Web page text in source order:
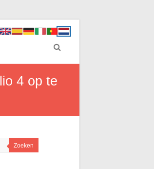
4 op te
Zoeken